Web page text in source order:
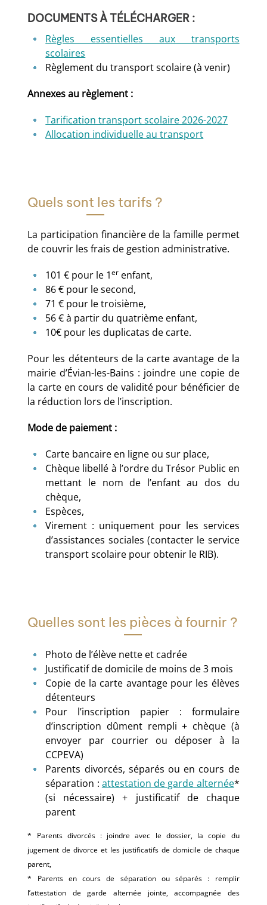
DOCUMENTS À TÉLÉCHARGER :
Règles essentielles aux transports
scolaires
Règlement du transport scolaire (à venir)
Annexes au règlement :
Tarification transport scolaire 2026-2027
Allocation individuelle au transport
Quels sont les tarifs ?
La participation financière de la famille permet
de couvrir les frais de gestion administrative.
101 € pour le 1er enfant,
86 € pour le second,
71 € pour le troisième,
56 € à partir du quatrième enfant,
10€ pour les duplicatas de carte.
Pour les détenteurs de la carte avantage de la
mairie d’Évian-les-Bains : joindre une copie de
la carte en cours de validité pour bénéficier de
la réduction lors de l’inscription.
Mode de paiement :
Carte bancaire en ligne ou sur place,
Chèque libellé à l’ordre du Trésor Public en
mettant le nom de l’enfant au dos du
chèque,
Espèces,
Virement : uniquement pour les services
d’assistances sociales (contacter le service
transport scolaire pour obtenir le RIB).
Quelles sont les pièces à fournir ?
Photo de l’élève nette et cadrée
Justificatif de domicile de moins de 3 mois
Copie de la carte avantage pour les élèves
détenteurs
Pour l’inscription papier : formulaire
d’inscription dûment rempli + chèque (à
envoyer par courrier ou déposer à la
CCPEVA)
Parents divorcés, séparés ou en cours de
séparation : attestation de garde alternée*
(si nécessaire) + justificatif de chaque
parent
* Parents divorcés : joindre avec le dossier, la copie du
jugement de divorce et les justificatifs de domicile de chaque
parent,
* Parents en cours de séparation ou séparés : remplir
l’attestation de garde alternée jointe, accompagnée des